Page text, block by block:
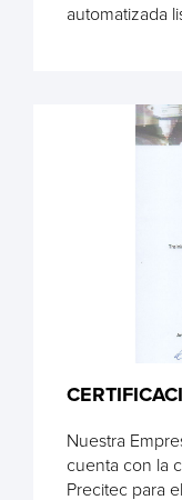
automatizada
Nuestra
cuenta con la
Precitec para